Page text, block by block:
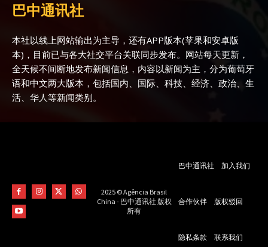
巴中通讯社
本社以线上网站输出为主导，还有APP版本(苹果和安卓版
本)，目前已与各大社交平台关联同步发布。网站每天更新，
全天候不间断地发布新闻信息，内容以新闻为主，分为葡萄牙
语和中文两大版本，包括国内、国际、科技、经济、政治、生
活、华人等新闻类别。
2025 © Agência Brasil
China - 巴中通讯社 版权
所有
巴中通讯社 加入我们
合作伙伴 版权驳回
隐私条款 联系我们